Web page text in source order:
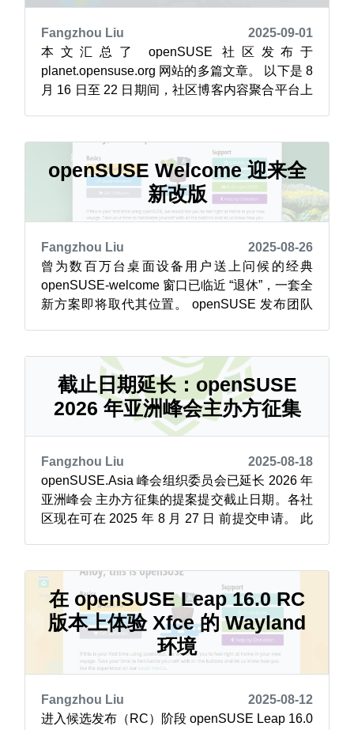
Fangzhou Liu
2025-09-01
本文汇总了 openSUSE 社区发布于
planet.opensuse.org 网站的多篇文章。 以下是 8
月 16 日至 22 日期间，社区博客内容聚合平台上
发动态、KDE 相关资讯，以及《截止日期延长：
openSUSE 2026 年亚洲峰会主...
openSUSE Welcome 迎来全
新改版
Fangzhou Liu
2025-08-26
曾为数百万台桌面设备用户送上问候的经典
openSUSE-welcome 窗口已临近 “退休”，一套全
新方案即将取代其位置。 openSUSE 发布团队
gnome-tour，以及针对 KDE Plasma 桌面的
plasma-welcome。...
截止日期延长：openSUSE
2026 年亚洲峰会主办方征集
Fangzhou Liu
2025-08-18
openSUSE.Asia 峰会组织委员会已延长 2026 年
亚洲峰会 主办方征集的提案提交截止日期。各社
区现在可在 2025 年 8 月 27 日 前提交申请。 此
区风采、将 openSUSE 社区汇聚到你的城市的
绝佳机会。 入选的提案将在 8 月 29...
在 openSUSE Leap 16.0 RC
版本上体验 Xfce 的 Wayland
环境
Fangzhou Liu
2025-08-12
进入候选发布（RC）阶段 openSUSE Leap 16.0